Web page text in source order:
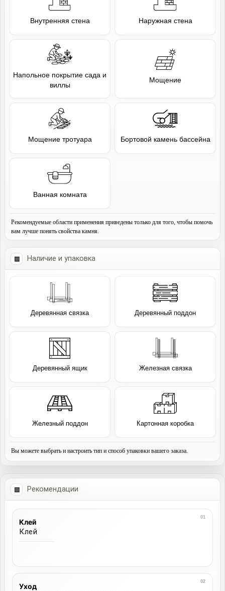
Внутренняя стена Наружная стена
Напольное покрытие сада и
виллы
Мощение
Мощение тротуара Бортовой камень бассейна
Ванная комната
Рекомендуемые области применения приведены только для того, чтобы помочь
вам лучше понять свойства камня.
Наличие и упаковка
Деревянная связка Деревянный поддон
Деревянный ящик Железная связка
Железный поддон Картонная коробка
Вы можете выбрать и настроить тип и способ упаковки вашего заказа.
Рекомендации
Клей
Клей
Уход